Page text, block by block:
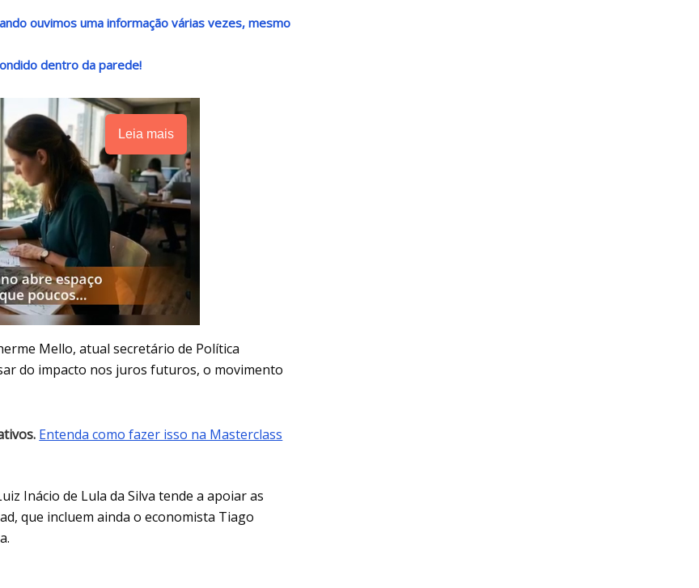
ouvimos uma informação várias vezes, mesmo
dentro da parede!
Leia mais
Mello, atual secretário de Política
do impacto nos juros futuros, o movimento
Entenda como fazer isso na Masterclass
Inácio de Lula da Silva tende a apoiar as
que incluem ainda o economista Tiago